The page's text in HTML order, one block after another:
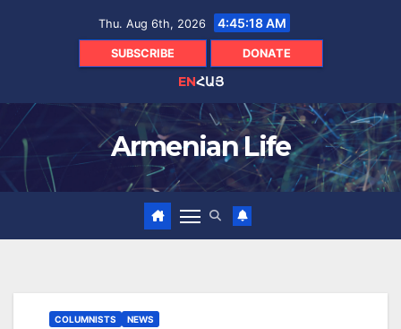
Thu. Aug 6th, 2026 4:45:19 AM
SUBSCRIBE DONATE
ENՀԱՅ
Armenian Life
COLUMNISTS NEWS